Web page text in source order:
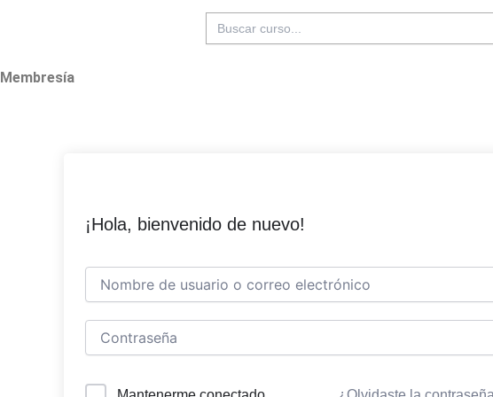
Buscar:
Membresía
¡Hola, bienvenido de nuevo!